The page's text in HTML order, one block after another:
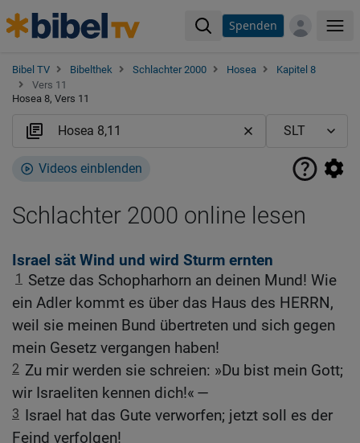
Spenden
Bibel TV Bibelthek Schlachter 2000 Hosea
Kapitel 8
Vers 11
Hosea 8, Vers 11
Videos einblenden
Schlachter 2000 online lesen
Israel sät Wind und wird Sturm ernten
1
Setze das Schopharhorn an deinen Mund! Wie
ein Adler kommt es über das Haus des HERRN,
weil sie meinen Bund übertreten und sich gegen
mein Gesetz vergangen haben!
2 Zu mir werden sie schreien: »Du bist mein Gott;
wir Israeliten kennen dich!« —
3 Israel hat das Gute verworfen; jetzt soll es der
Feind verfolgen!